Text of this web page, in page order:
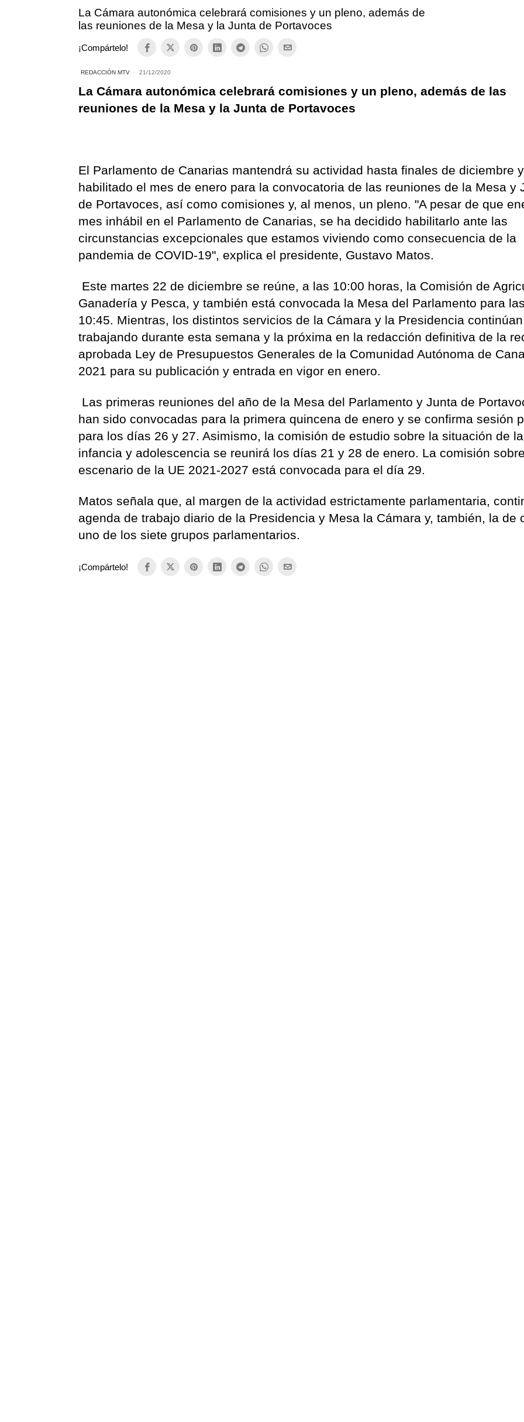
La Cámara autonómica celebrará comisiones y un pleno, además de
las reuniones de la Mesa y la Junta de Portavoces
¡Compártelo!
REDACCIÓN MTV 21/12/2020
La Cámara autonómica celebrará comisiones y un pleno, además de las
reuniones de la Mesa y la Junta de Portavoces
El Parlamento de Canarias mantendrá su actividad hasta finales de diciembre
habilitado el mes de enero para la convocatoria de las reuniones de la Mesa y
de Portavoces, así como comisiones y, al menos, un pleno. "A pesar de que
mes inhábil en el Parlamento de Canarias, se ha decidido habilitarlo ante las
circunstancias excepcionales que estamos viviendo como consecuencia de la
pandemia de COVID-19", explica el presidente, Gustavo Matos.
Este martes 22 de diciembre se reúne, a las 10:00 horas, la Comisión de
Ganadería y Pesca, y también está convocada la Mesa del Parlamento para
10:45. Mientras, los distintos servicios de la Cámara y la Presidencia continúan
trabajando durante esta semana y la próxima en la redacción definitiva de la
aprobada Ley de Presupuestos Generales de la Comunidad Autónoma de
2021 para su publicación y entrada en vigor en enero.
Las primeras reuniones del año de la Mesa del Parlamento y Junta de
han sido convocadas para la primera quincena de enero y se confirma sesión
para los días 26 y 27. Asimismo, la comisión de estudio sobre la situación de la
infancia y adolescencia se reunirá los días 21 y 28 de enero. La comisión
escenario de la UE 2021-2027 está convocada para el día 29.
Matos señala que, al margen de la actividad estrictamente parlamentaria,
agenda de trabajo diario de la Presidencia y Mesa la Cámara y, también, la de
uno de los siete grupos parlamentarios.
¡Compártelo!